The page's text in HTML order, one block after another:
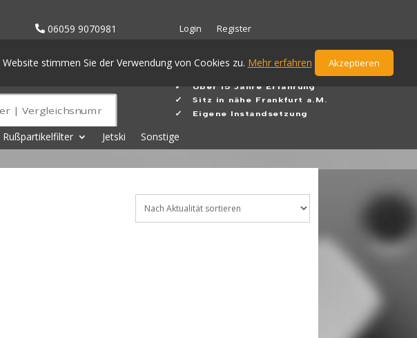
stimmen Sie der Verwendung von Cookies zu. Mehr erfahren Akzeptieren
06059 9070981 Login Register
✓ Über 15 Jahre Erfahrung
✓Sitz in nähe Frankfurt a.M.
✓ Eigene Instandsetzung
Rußpartikelfilter Jetski Sonstige